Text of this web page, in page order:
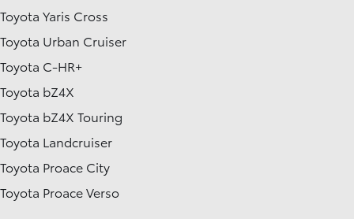
Toyota Yaris Cross
Toyota Urban Cruiser
Toyota C-HR+
Toyota bZ4X
Toyota bZ4X Touring
Toyota Landcruiser
Toyota Proace City
Toyota Proace Verso